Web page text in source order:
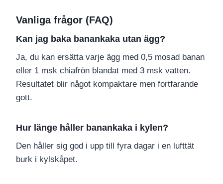
Vanliga frågor (FAQ)
Kan jag baka banankaka utan ägg?
Ja, du kan ersätta varje ägg med 0,5 mosad banan
eller 1 msk chiafrön blandat med 3 msk vatten.
Resultatet blir något kompaktare men fortfarande
gott.
Hur länge håller banankaka i kylen?
Den håller sig god i upp till fyra dagar i en lufttät
burk i kylskåpet.